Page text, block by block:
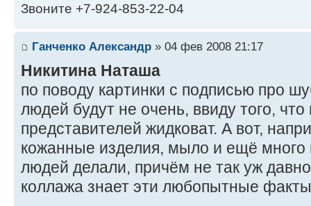
Звоните +7-924-853-22-04
Ганченко Александр » 04 фев 2008 21:17
Никитина Наташа
по поводу картинки с подписью про
людей будут не очень, ввиду того,
представителей жидковат. А вот,
кожанные изделия, мыло и ещё
людей делали, причём не так уж
коллажа знает эти любопытные